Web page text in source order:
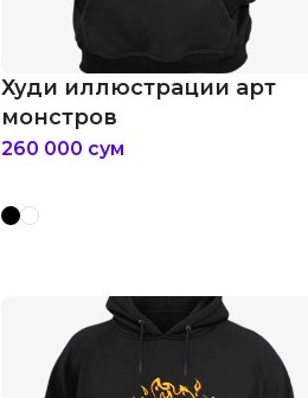
Худи иллюстрации арт
монстров
260 000 сум